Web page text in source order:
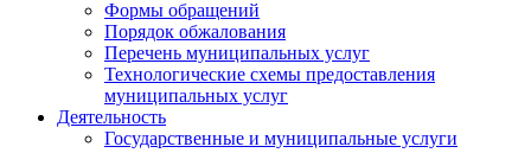
Формы обращений
Порядок обжалования
Перечень муниципальных услуг
Технологические схемы предоставления
муниципальных услуг
Деятельность
Государственные и муниципальные услуги